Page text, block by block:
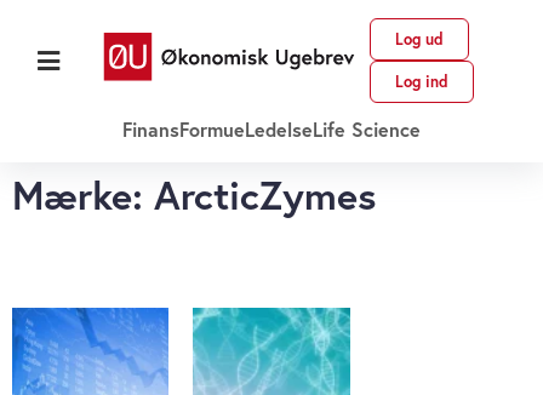
Log ud
Log ind
FinansFormueLedelseLife Science
Mærke: ArcticZymes